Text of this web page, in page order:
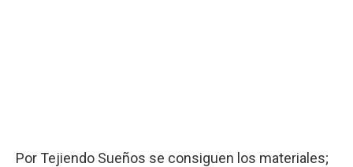
Por Tejiendo Sueños se consiguen los materiales;